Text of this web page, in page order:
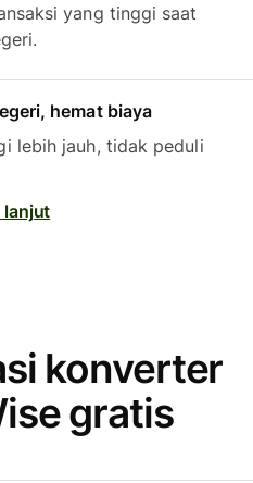
yang tinggi saat
hemat biaya
lebih jauh, tidak peduli
lanjut
konverter
gratis